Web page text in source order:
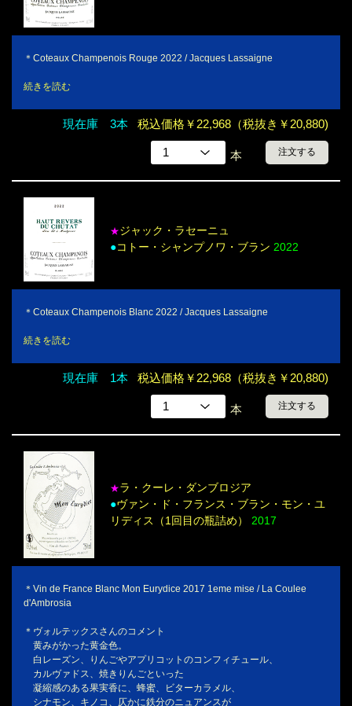
＊Coteaux Champenois Rouge 2022 / Jacques Lassaigne
続きを読む
現在庫 3本 税込価格￥22,968（税抜き￥20,880)
本 注文する
★ジャック・ラセーニュ
●コトー・シャンプノワ・ブラン 2022
＊Coteaux Champenois Blanc 2022 / Jacques Lassaigne
続きを読む
現在庫 1本 税込価格￥22,968（税抜き￥20,880)
本 注文する
★ラ・クーレ・ダンブロジア
●ヴァン・ド・フランス・ブラン・モン・ユ
リディス（1回目の瓶詰め） 2017
＊Vin de France Blanc Mon Eurydice 2017 1eme mise / La Coulee
d'Ambrosia
＊ヴォルテックスさんのコメント
黄みがかった黄金色。
白レーズン、りんごやアプリコットのコンフィチュール、
カルヴァドス、焼きりんごといった
凝縮感のある果実香に、蜂蜜、ビターカラメル、
シナモン、キノコ、仄かに鉄分のニュアンスが